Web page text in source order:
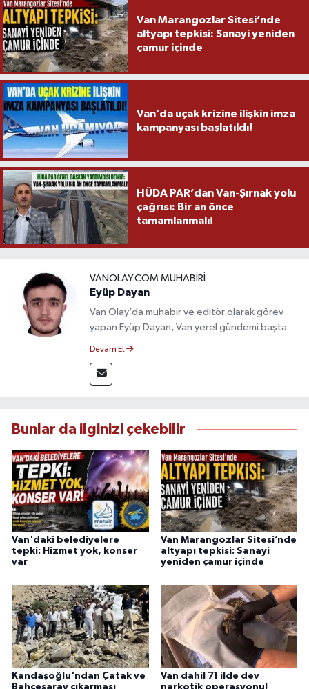
Van Marangozlar Sitesi’nde
altyapı tepkisi: Sanayi yeniden
çamur içinde
Van’da uçak krizine ilişkin imza
kampanyası başlatıldı!
HÜDA PAR’dan Van-Şırnak yolu
çağrısı: Bir an önce
tamamlanmalı!
VANOLAY.COM MUHABIRI
Eyüp Dayan
Van Olay’da muhabir ve editör olarak görev
yapan Eyüp Dayan, Van yerel gündemi başta
olmak üzere bölgesel gelişmeleri sahadan
deneyimiyle doğruluk, tarafsızlık ve etik ilkeleri
esas alan Dayan, güvenilir kaynaklara dayalı
Devam Et
Bunlar da ilginizi çekebilir
Van'daki belediyelere
tepki: Hizmet yok, konser
var
Van Marangozlar Sitesi’nde
altyapı tepkisi: Sanayi
yeniden çamur içinde
Kandaşoğlu'ndan Çatak ve
Bahçesaray çıkarması
Van dahil 71 ilde dev
narkotik operasyonu!